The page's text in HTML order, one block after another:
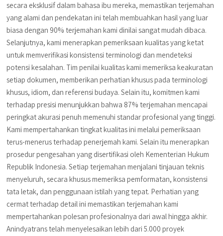
secara eksklusif dalam bahasa ibu mereka, memastikan terjemahan
yang alami dan pendekatan ini telah membuahkan hasil yang luar
biasa dengan 90% terjemahan kami dinilai sangat mudah dibaca.
Selanjutnya, kami menerapkan pemeriksaan kualitas yang ketat
untuk memverifikasi konsistensi terminologi dan mendeteksi
potensi kesalahan. Tim penilai kualitas kami memeriksa keakuratan
setiap dokumen, memberikan perhatian khusus pada terminologi
khusus, idiom, dan referensi budaya. Selain itu, komitmen kami
terhadap presisi menunjukkan bahwa 87% terjemahan mencapai
peringkat akurasi penuh memenuhi standar profesional yang tinggi.
Kami mempertahankan tingkat kualitas ini melalui pemeriksaan
terus-menerus terhadap penerjemah kami. Selain itu menerapkan
prosedur pengesahan yang disertifikasi oleh Kementerian Hukum
Republik Indonesia. Setiap terjemahan menjalani tinjauan teknis
menyeluruh, secara khusus memeriksa pemformatan, konsistensi
tata letak, dan penggunaan istilah yang tepat. Perhatian yang
cermat terhadap detail ini memastikan terjemahan kami
mempertahankan polesan profesionalnya dari awal hingga akhir.
Anindyatrans telah menyelesaikan lebih dari 5.000 proyek